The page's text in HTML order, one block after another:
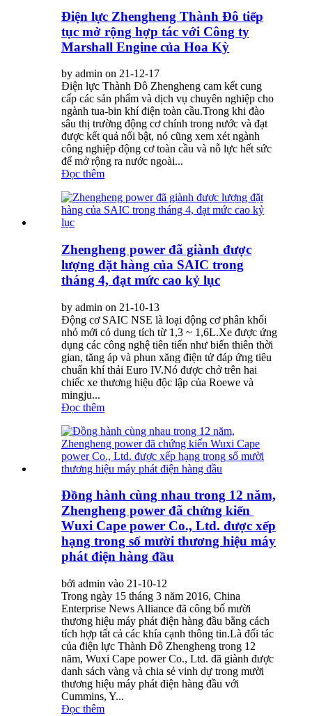
Điện lực Zhengheng Thành Đô tiếp
tục mở rộng hợp tác với Công ty
Marshall Engine của Hoa Kỳ
by admin on 21-12-17
Điện lực Thành Đô Zhengheng cam kết cung
cấp các sản phẩm và dịch vụ chuyên nghiệp cho
ngành tua-bin khí điện toàn cầu.Trong khi đào
sâu thị trường động cơ chính trong nước và đạt
được kết quả nổi bật, nó cũng xem xét ngành
công nghiệp động cơ toàn cầu và nỗ lực hết sức
để mở rộng ra nước ngoài...
Đọc thêm
Zhengheng power đã giành được
lượng đặt hàng của SAIC trong
tháng 4, đạt mức cao kỷ lục
by admin on 21-10-13
Động cơ SAIC NSE là loại động cơ phân khối
nhỏ mới có dung tích từ 1,3 ~ 1,6L.Xe được ứng
dụng các công nghệ tiên tiến như biến thiên thời
gian, tăng áp và phun xăng điện tử đáp ứng tiêu
chuẩn khí thải Euro IV.Nó được chở trên hai
chiếc xe thương hiệu độc lập của Roewe và
mingju...
Đọc thêm
Đồng hành cùng nhau trong 12 năm,
Zhengheng power đã chứng kiến ​​
Wuxi Cape power Co., Ltd. được xếp
hạng trong số mười thương hiệu máy
phát điện hàng đầu
bởi admin vào 21-10-12
Trong ngày 15 tháng 3 năm 2016, China
Enterprise News Alliance đã công bố mười
thương hiệu máy phát điện hàng đầu bằng cách
tích hợp tất cả các khía cạnh thông tin.Là đối tác
của điện lực Thành Đô Zhengheng trong 12
năm, Wuxi Cape power Co., Ltd. đã giành được
danh sách vàng và chia sẻ vinh dự trong mười
thương hiệu máy phát điện hàng đầu với
Cummins, Y...
Đọc thêm